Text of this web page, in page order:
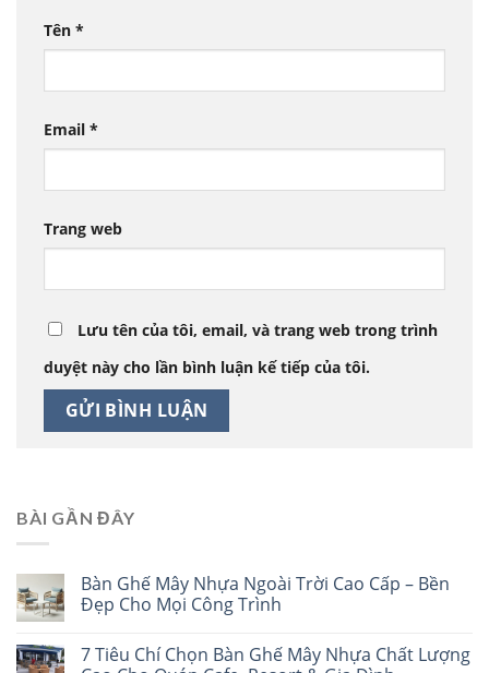
Tên *
Email *
Trang web
Lưu tên của tôi, email, và trang web trong trình
duyệt này cho lần bình luận kế tiếp của tôi.
BÀI GẦN ĐÂY
Bàn Ghế Mây Nhựa Ngoài Trời Cao Cấp – Bền
Đẹp Cho Mọi Công Trình
7 Tiêu Chí Chọn Bàn Ghế Mây Nhựa Chất Lượng